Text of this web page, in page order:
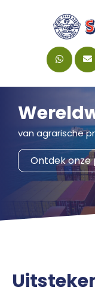
van agrarische
Ontdek